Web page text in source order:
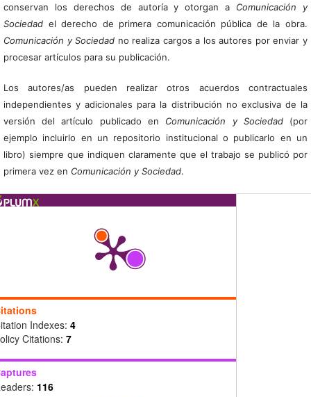
conservan los derechos de autoría y otorgan a Comunicación y
Sociedadel derecho de primera comunicación pública de la obra.
Comunicación y Sociedad no realiza cargos a los autores por enviar y
procesar artículos para su publicación.
Los autores/as pueden realizar otros acuerdos contractuales
independientes y adicionales para la distribución no exclusiva de la
versión del artículo publicado en Comunicación y Sociedad(por
ejemplo incluirlo en un repositorio institucional o publicarlo en un
libro) siempre que indiquen claramente que el trabajo se publicó por
primera vez en Comunicación y Sociedad.
Indexes: 4
Citations: 7
116